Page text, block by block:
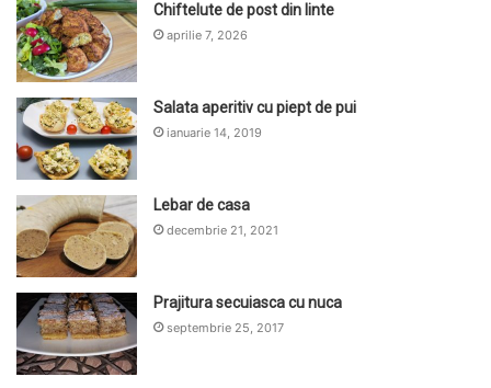
Chiftelute de post din linte
aprilie 7, 2026
Salata aperitiv cu piept de pui
ianuarie 14, 2019
Lebar de casa
decembrie 21, 2021
Prajitura secuiasca cu nuca
septembrie 25, 2017